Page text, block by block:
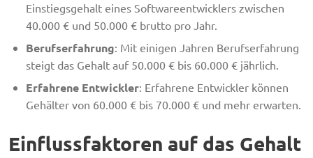
Einstiegsgehalt eines Softwareentwicklers zwischen
40.000 € und 50.000 € brutto pro Jahr.
Berufserfahrung: Mit einigen Jahren Berufserfahrung
steigt das Gehalt auf 50.000 € bis 60.000 € jährlich.
Erfahrene Entwickler: Erfahrene Entwickler können
Gehälter von 60.000 € bis 70.000 € und mehr erwarten.
Einflussfaktoren auf das Gehalt